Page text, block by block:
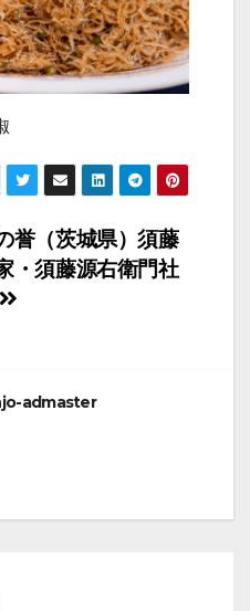
誉（茨城県）須藤
・須藤源右衛門社
admaster